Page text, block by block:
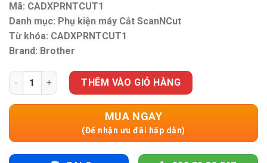
Mã: CADXPRNTCUT1
Danh mục: Phụ kiện máy Cắt ScanNCut
Từ khóa: CADXPRNTCUT1
Brand: Brother
Phụ kiện máy Cắt ScanNcut SDX1200 Bộ cập nhật tính năng
THÊM VÀO GIỎ HÀNG
MUA NGAY
(Để nhận ưu đãi hấp dẫn)